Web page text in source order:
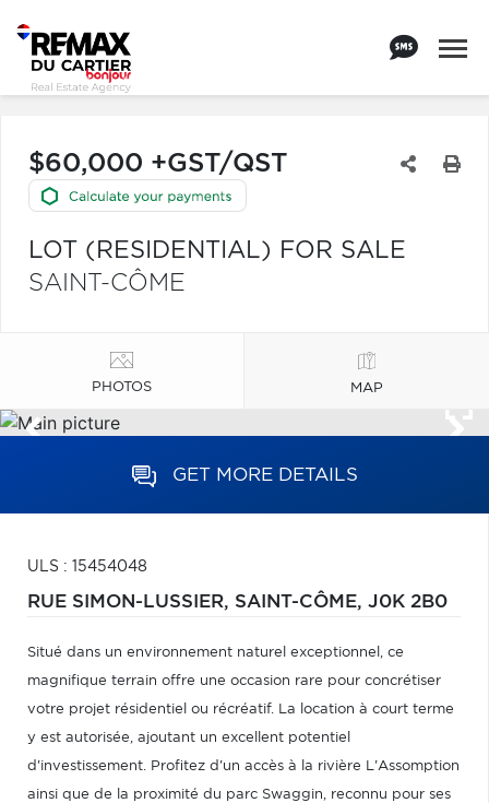
$60,000 +GST/QST
LOT (RESIDENTIAL) FOR SALE
SAINT-CÔME
PHOTOS MAP
GET MORE DETAILS
ULS : 15454048
RUE SIMON-LUSSIER, SAINT-CÔME, J0K 2B0
Situé dans un environnement naturel exceptionnel, ce
magnifique terrain offre une occasion rare pour concrétiser
votre projet résidentiel ou récréatif. La location à court terme
y est autorisée, ajoutant un excellent potentiel
d'investissement. Profitez d'un accès à la rivière L'Assomption
ainsi que de la proximité du parc Swaggin, reconnu pour ses